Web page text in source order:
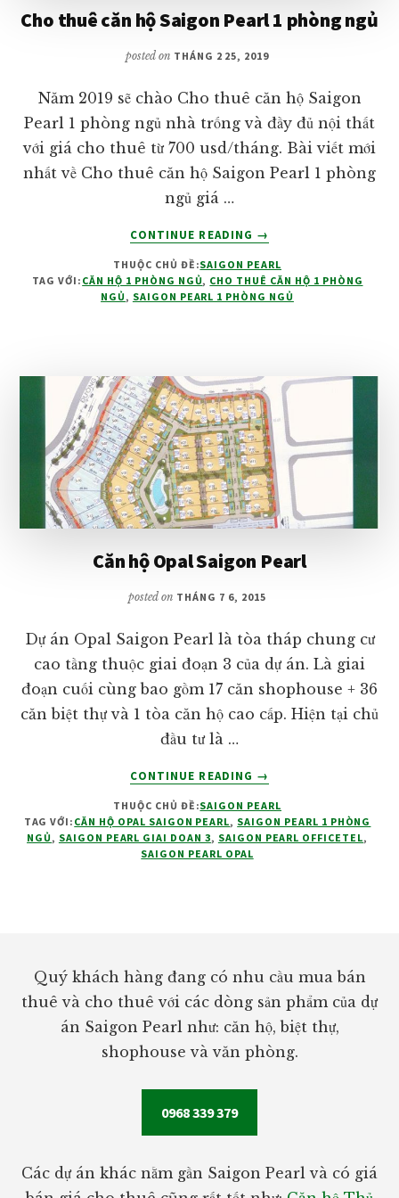
Cho thuê căn hộ Saigon Pearl 1 phòng ngủ
posted on THÁNG 2 25, 2019
Năm 2019 sẽ chào Cho thuê căn hộ Saigon
Pearl 1 phòng ngủ nhà trống và đầy đủ nội thất
với giá cho thuê từ 700 usd/tháng. Bài viết mới
nhất về Cho thuê căn hộ Saigon Pearl 1 phòng
ngủ giá …
CONTINUE READING
VỀCHO
CĂN
HỘ
NGỦ
→
THUỘC CHỦ ĐỀ:SAIGON PEARL
TAG VỚI: CĂN HỘ 1 PHÒNG NGỦ, CHO THUÊ CĂN HỘ 1 PHÒNG
NGỦ, SAIGON PEARL 1 PHÒNG NGỦ
Căn hộ Opal Saigon Pearl
posted on THÁNG 7 6, 2015
Dự án Opal Saigon Pearl là tòa tháp chung cư
cao tầng thuộc giai đoạn 3 của dự án. Là giai
đoạn cuối cùng bao gồm 17 căn shophouse + 36
căn biệt thự và 1 tòa căn hộ cao cấp. Hiện tại chủ
đầu tư là …
CONTINUE READING
VỀCĂN
OPAL
SAIGON
→
THUỘC CHỦ ĐỀ:SAIGON PEARL
TAG VỚI: CĂN HỘ OPAL SAIGON PEARL, SAIGON PEARL 1 PHÒNG
NGỦ, SAIGON PEARL GIAI DOAN 3, SAIGON PEARL OFFICETEL,
SAIGON PEARL OPAL
Quý khách hàng đang có nhu cầu mua bán
thuê và cho thuê với các dòng sản phẩm của dự
án Saigon Pearl như: căn hộ, biệt thự,
shophouse và văn phòng.
0968 339 379
Các dự án khác nằm gần Saigon Pearl và có giá